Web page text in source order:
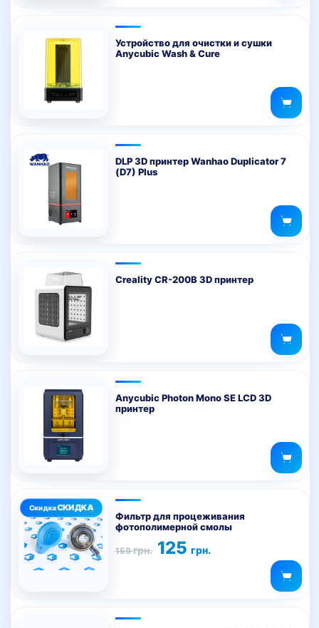
Устройство для очистки и сушки
Anycubic Wash & Cure
DLP 3D принтер Wanhao Duplicator 7
(D7) Plus
Creality CR-200B 3D принтер
Anycubic Photon Mono SE LCD 3D
принтер
Фильтр для процеживания
фотополимерной смолы
159грн.
Первоначальная
цена
125грн.
Текущая
цена: